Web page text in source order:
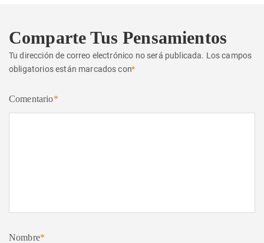
Comparte Tus Pensamientos
Tu dirección de correo electrónico no será publicada. Los campos
obligatorios están marcados con*
Comentario*
Nombre*